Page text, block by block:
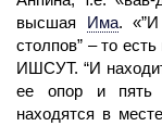
высшая
Има.
столпов” – то
ИШСУТ. “И
ее опор и пять
находятся в